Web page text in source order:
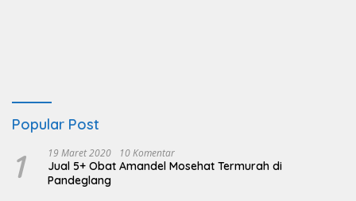
Popular Post
1 19 Maret 2020 10 Komentar
Jual 5+ Obat Amandel Mosehat Termurah di
Pandeglang